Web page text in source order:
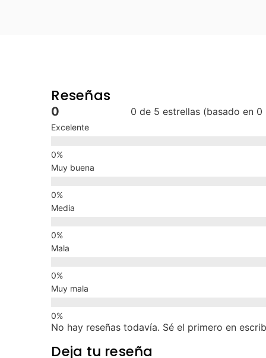
Reseñas
0 0 de 5 estrellas (basado en 0
Excelente
Muy buena
Media
Mala
Muy mala
No hay reseñas todavía. Sé el primero en
Deja tu reseña